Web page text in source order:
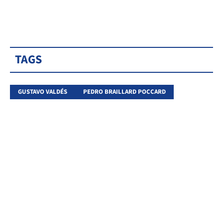
TAGS
GUSTAVO VALDÉS PEDRO BRAILLARD POCCARD